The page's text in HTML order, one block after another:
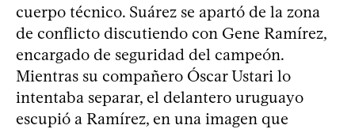
cuerpo técnico. Suárez se apartó de la zona
de conflicto discutiendo con Gene Ramírez,
encargado de seguridad del campeón.
Mientras su compañero Óscar Ustari lo
intentaba separar, el delantero uruguayo
escupió a Ramírez, en una imagen que